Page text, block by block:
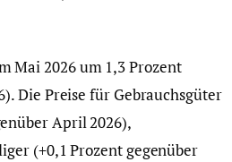
Mai 2026 um 1,3 Prozent
Die Preise für Gebrauchsgüter
April 2026),
(+0,1 Prozent gegenüber